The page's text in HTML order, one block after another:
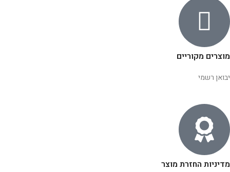
מוצרים מקוריים
יבואן רשמי
מדיניות החזרת מוצר